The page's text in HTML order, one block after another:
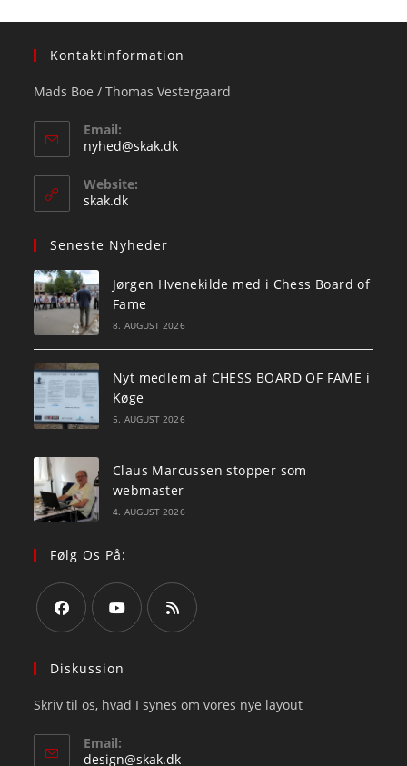
Kontaktinformation
Mads Boe / Thomas Vestergaard
Email:
nyhed@skak.dkOpens
Website:
skak.dk
Seneste Nyheder
Jørgen Hvenekilde med i Chess Board of
Fame
8. AUGUST 2026
Nyt medlem af CHESS BOARD OF FAME i
Køge
5. AUGUST 2026
Claus Marcussen stopper som
webmaster
4. AUGUST 2026
Følg Os På:
in
new
tab
in
new
new
Diskussion
Skriv til os, hvad I synes om vores nye layout
Email:
design@skak.dkOpens